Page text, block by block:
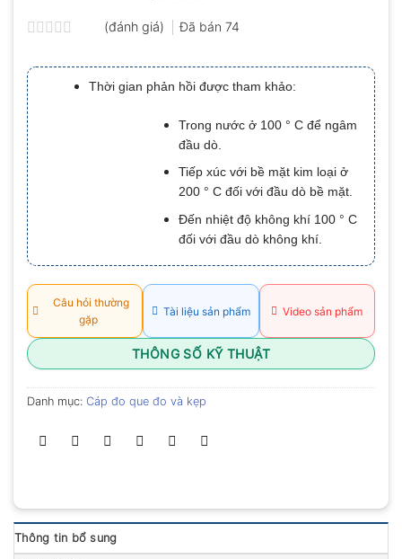
xếp
hạng
0.0
5
sao
(đánh giá) Đã bán 74
Thời gian phản hồi được tham khảo:
Trong nước ở 100 ° C để ngâm
đầu dò.
Tiếp xúc với bề mặt kim loại ở
200 ° C đối với đầu dò bề mặt.
Đến nhiệt độ không khí 100 ° C
đối với đầu dò không khí.
Câu hỏi thường
gặp
Tài liệu sản phẩm Video sản phẩm
THÔNG SỐ KỸ THUẬT
Danh mục: Cáp đo que đo và kẹp
Thông tin bổ sung